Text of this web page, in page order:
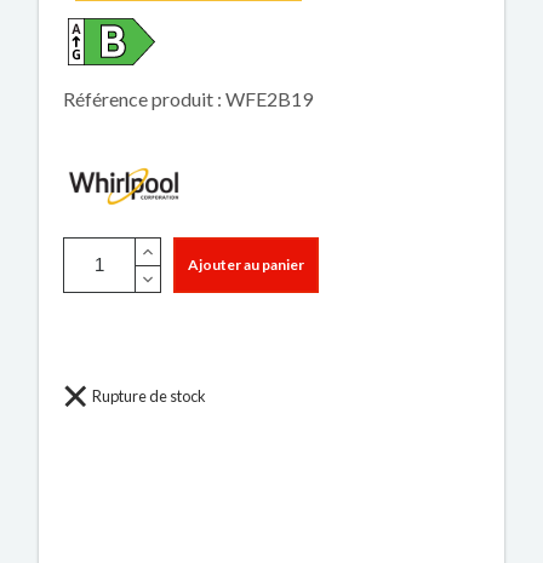
Référence produit : WFE2B19
Ajouter au panier
Rupture de stock